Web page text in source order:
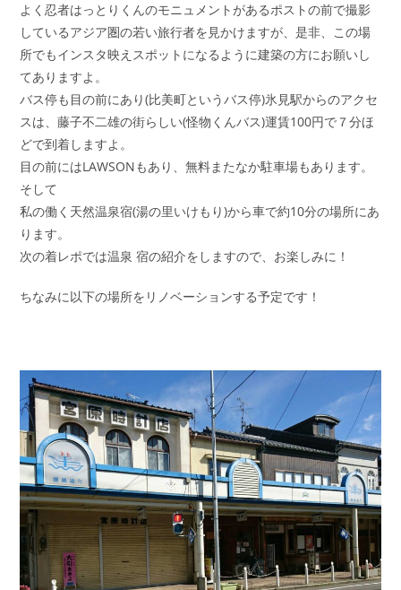
よく忍者はっとりくんのモニュメントがあるポストの前で撮影
しているアジア圏の若い旅行者を見かけますが、是非、この場
所でもインスタ映えスポットになるように建築の方にお願いし
てありますよ。
バス停も目の前にあり(比美町というバス停)氷見駅からのアクセ
スは、藤子不二雄の街らしい(怪物くんバス)運賃100円で７分ほ
どで到着しますよ。
目の前にはLAWSONもあり、無料またなか駐車場もあります。
そして
私の働く天然温泉宿(湯の里いけもり)から車で約10分の場所にあ
ります。
次の着レポでは温泉 宿の紹介をしますので、お楽しみに！
ちなみに以下の場所をリノベーションする予定です！